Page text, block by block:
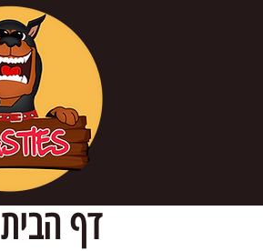
דף הבית